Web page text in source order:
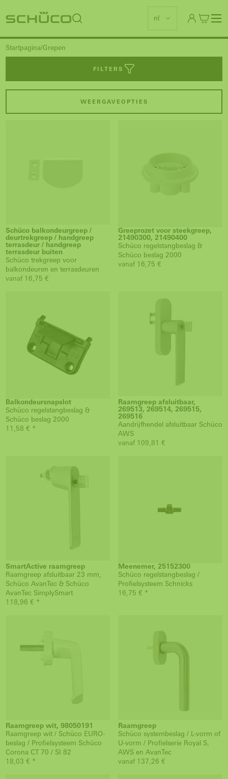
nl
Startpagina Grepen
FILTERS
WEERGAVEOPTIES
Schüco balkondeurgreep /
deurtrekgreep / handgreep
terrasdeur / handgreep
terrasdeur buiten
Schüco trekgreep voor
balkondeuren en terrasdeuren
vanaf 16,75 €
Greeprozet voor steekgreep,
21490300, 21490400
Schüco regelstangbeslag &
Schüco beslag 2000
vanaf 16,75 €
Balkondeursnapslot
Schüco regelstangbeslag &
Schüco beslag 2000
11,58 € *
Raamgreep afsluitbaar,
269513, 269514, 269515,
269516
Aandrijfhendel afsluitbaar Schüco
AWS
vanaf 109,81 €
SmartActive raamgreep
Raamgreep afsluitbaar 23 mm,
Schüco AvanTec & Schüco
AvanTec SimplySmart
118,96 € *
Meenemer, 25152300
Schüco regelstangbeslag /
Profielsysteem Schnicks
16,75 € *
Raamgreep wit, 98050191
Raamgreep wit / Schüco EURO-
beslag / Profielsysteem Schüco
Corona CT 70 / SI 82
18,03 € *
Raamgreep
Schüco systembeslag / L-vorm of
U-vorm / Profielserie Royal S,
AWS en AvanTec
vanaf 137,26 €